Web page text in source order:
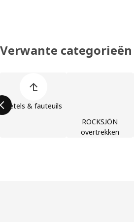
Verwante categorieën
Zetels & fauteuils
ROCKSJÖN
overtrekken